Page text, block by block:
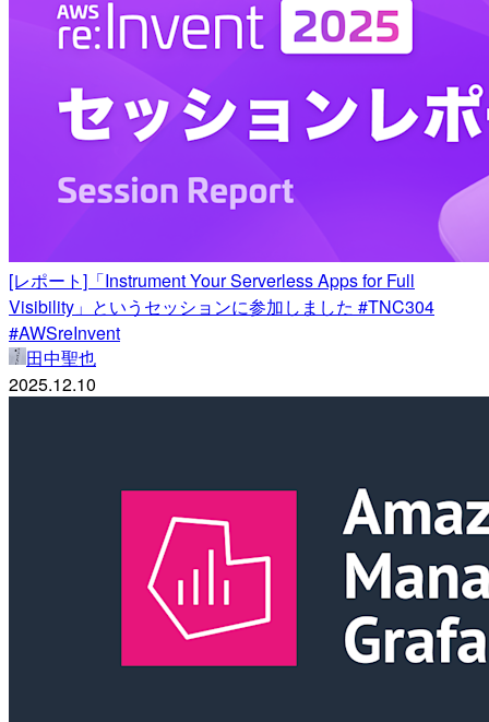
[レポート]「Instrument Your Serverless Apps for Full
Visibility」というセッションに参加しました #TNC304
#AWSreInvent
田中聖也
2025.12.10